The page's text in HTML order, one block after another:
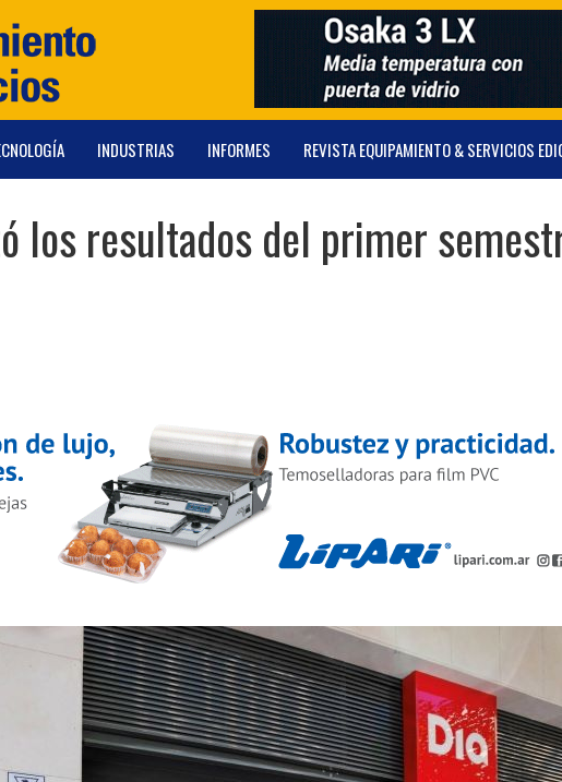
INDUSTRIAS INFORMES REVISTA EQUIPAMIENTO & SERVICIOS
los resultados del primer